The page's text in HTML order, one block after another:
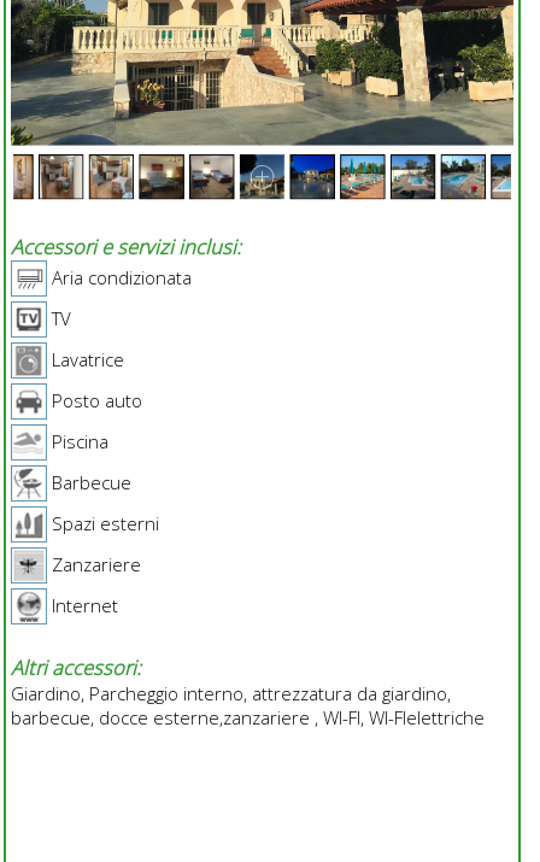
Accessori e servizi inclusi:
Aria condizionata
TV
Lavatrice
Posto auto
Piscina
Barbecue
Spazi esterni
Zanzariere
Internet
Altri accessori:
Giardino, Parcheggio interno, attrezzatura da giardino,
barbecue, docce esterne,zanzariere , WI-FI, WI-FIelettriche